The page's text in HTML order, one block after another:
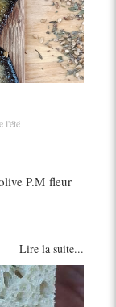
l'été
P.M fleur
Lire la suite...